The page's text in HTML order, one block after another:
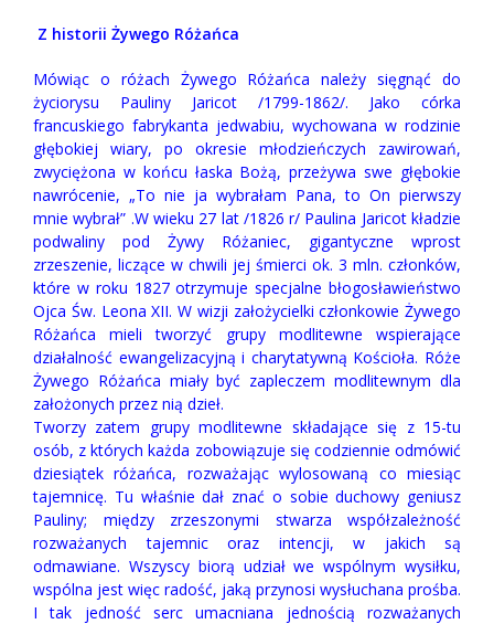
Z historii Żywego Różańca
Mówiąc o różach Żywego Różańca należy sięgnąć do
życiorysu Pauliny Jaricot /1799-1862/. Jako córka
francuskiego fabrykanta jedwabiu, wychowana w rodzinie
głębokiej wiary, po okresie młodzieńczych zawirowań,
zwyciężona w końcu łaska Bożą, przeżywa swe głębokie
nawrócenie, „To nie ja wybrałam Pana, to On pierwszy
mnie wybrał” .W wieku 27 lat /1826 r/ Paulina Jaricot kładzie
podwaliny pod Żywy Różaniec, gigantyczne wprost
zrzeszenie, liczące w chwili jej śmierci ok. 3 mln. członków,
które w roku 1827 otrzymuje specjalne błogosławieństwo
Ojca Św. Leona XII. W wizji założycielki członkowie Żywego
Różańca mieli tworzyć grupy modlitewne wspierające
działalność ewangelizacyjną i charytatywną Kościoła. Róże
Żywego Różańca miały być zapleczem modlitewnym dla
założonych przez nią dzieł.
Tworzy zatem grupy modlitewne składające się z 15-tu
osób, z których każda zobowiązuje się codziennie odmówić
dziesiątek różańca, rozważając wylosowaną co miesiąc
tajemnicę. Tu właśnie dał znać o sobie duchowy geniusz
Pauliny; między zrzeszonymi stwarza współzależność
rozważanych tajemnic oraz intencji, w jakich są
odmawiane. Wszyscy biorą udział we wspólnym wysiłku,
wspólna jest więc radość, jaką przynosi wysłuchana prośba.
I tak jedność serc umacniana jednością rozważanych